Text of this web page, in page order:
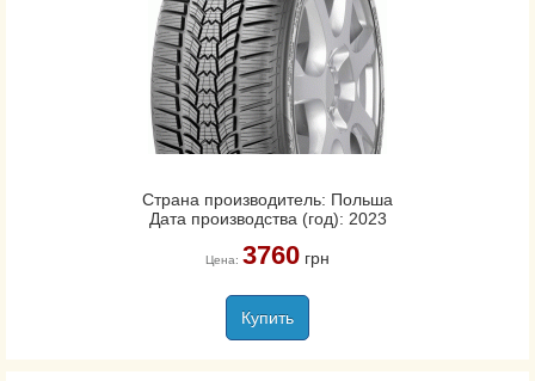
Страна производитель: Польша
Дата производства (год): 2023
Цена: 3760грн
Купить